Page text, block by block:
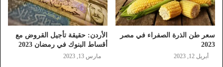
سعر طن الذرة الصفراء في مصر
2023
أبريل 12, 2023
الأردن: حقيقة تأجيل القروض مع
أقساط البنوك في رمضان 2023
مارس 13, 2023